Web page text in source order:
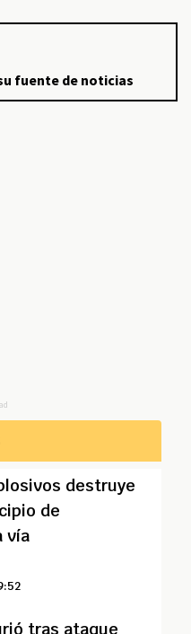
fuente de noticias
destruye
de
vía
tras ataque